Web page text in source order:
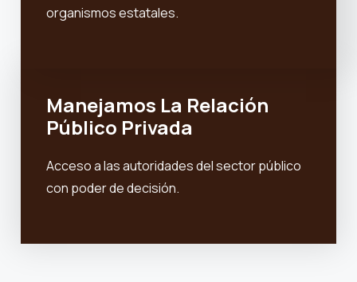
Manejamos La Relación
Público Privada
Acceso a las autoridades del sector público
con poder de decisión.
organismos estatales.